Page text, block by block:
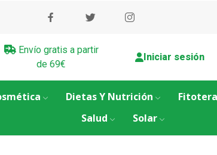
Envío gratis a partir
de 69€
Iniciar sesión
Dietas Y Nutrición
Salud
Solar